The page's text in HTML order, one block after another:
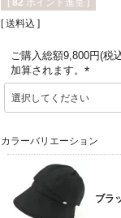
[ 82 ポイント進呈 ]
送料込
ご購入総額9,800円(税
加算されます。
(
必
須
カラーバリエーション
ブラ